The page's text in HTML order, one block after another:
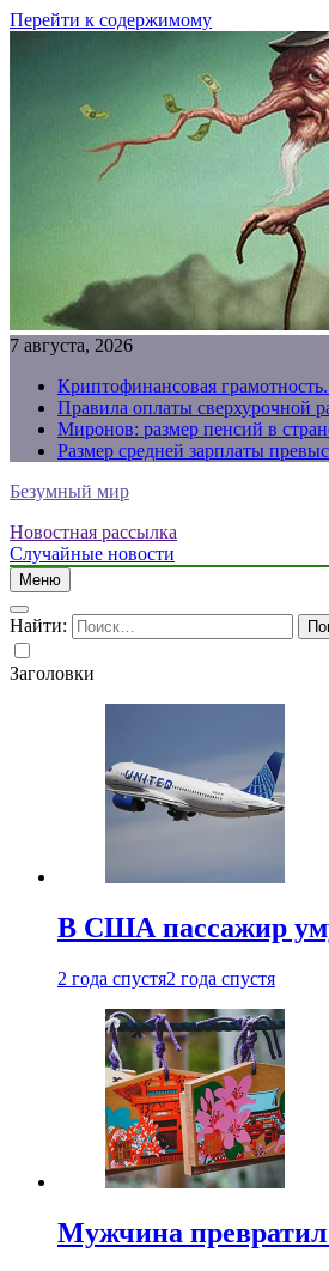
Перейти к содержимому
7 августа, 2026
Криптофинансовая
Правила оплаты сверхурочной
Миронов: размер пенсий в
Размер средней зарплаты
Безумный мир
Новостная рассылка
Случайные новости
Меню
Найти:
Заголовки
В США пассажир
2 года спустя2 года спустя
Мужчина превратил